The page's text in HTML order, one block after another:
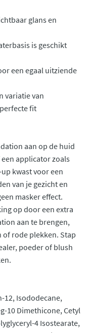
glans en
is geschikt
een egaal uitziende
variatie van
fit
aan op de huid
applicator zoals
kwast voor een
van je gezicht en
masker effect.
op door een extra
aan te brengen,
rode plekken. Stap
poeder of blush
12, Isododecane,
10 Dimethicone, Cetyl
4 Isostearate,